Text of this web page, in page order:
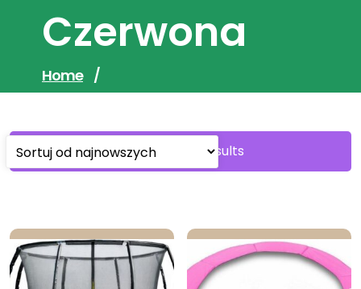
Czerwona
Home /
Showing all 6 results
by